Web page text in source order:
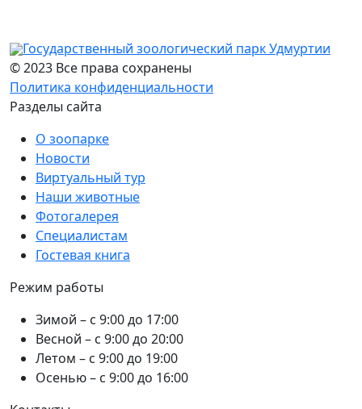
Государственный зоологический парк Удмуртии
© 2023 Все права сохранены
Политика конфиденциальности
Разделы сайта
О зоопарке
Новости
Виртуальный тур
Наши животные
Фотогалерея
Специалистам
Гостевая книга
Режим работы
Зимой – с 9:00 до 17:00
Весной – с 9:00 до 20:00
Летом – с 9:00 до 19:00
Осенью – с 9:00 до 16:00